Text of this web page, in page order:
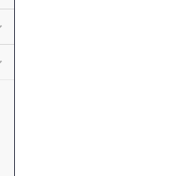
Undermeny för Om universitetet
Undermeny för Aktuellt